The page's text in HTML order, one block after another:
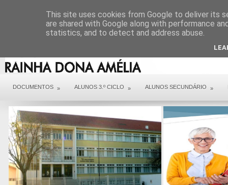
DOCUMENTOS » ALUNOS 3.º CICLO » ALUNOS SECUNDÁRIO »
This site uses cookies from Google to deliver its
are shared with Google along with performance
statistics, and to detect and address abuse.